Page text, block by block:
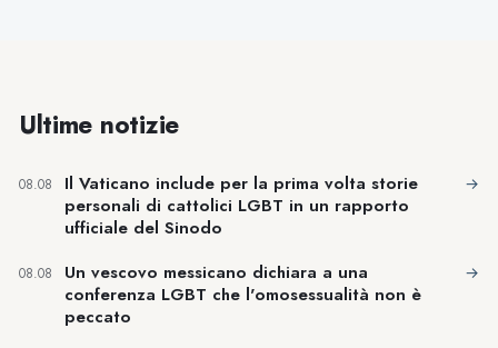
Ultime notizie
08.08
Il Vaticano include per la prima volta storie
personali di cattolici LGBT in un rapporto
ufficiale del Sinodo
→
08.08
Un vescovo messicano dichiara a una
conferenza LGBT che l'omosessualità non è
peccato
→